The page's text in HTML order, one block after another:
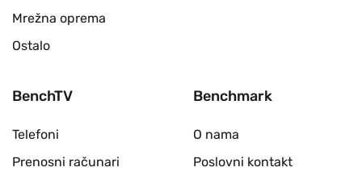
Mrežna oprema
Ostalo
BenchTV
Telefoni
Prenosni računari
Benchmark
O nama
Poslovni kontakt